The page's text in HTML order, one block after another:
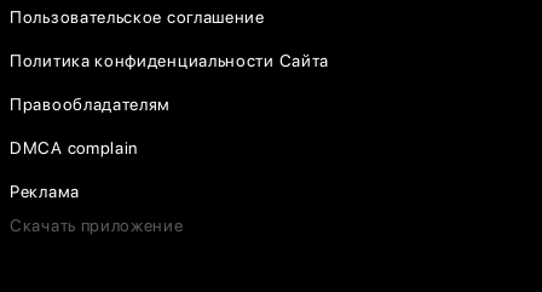
Пользовательское соглашение
Политика конфиденциальности Сайта
Правообладателям
DMCA complain
Реклама
Скачать приложение